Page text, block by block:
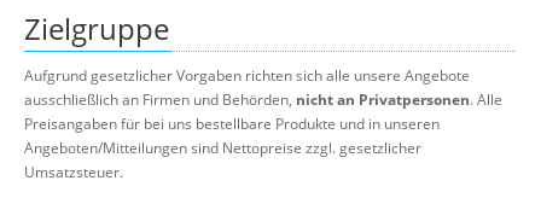
Zielgruppe
Aufgrund gesetzlicher Vorgaben richten sich alle unsere Angebote
ausschließlich an Firmen und Behörden, nicht an Privatpersonen. Alle
Preisangaben für bei uns bestellbare Produkte und in unseren
Angeboten/Mitteilungen sind Nettopreise zzgl. gesetzlicher
Umsatzsteuer.